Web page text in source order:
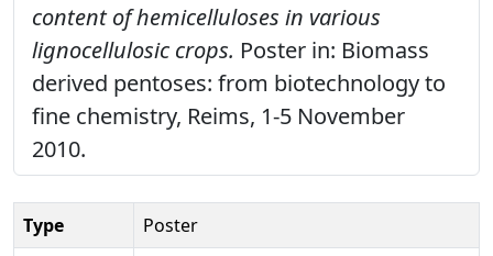
content of hemicelluloses in various
lignocellulosic crops. Poster in: Biomass
derived pentoses: from biotechnology to
fine chemistry, Reims, 1-5 November
2010.
Type
Poster